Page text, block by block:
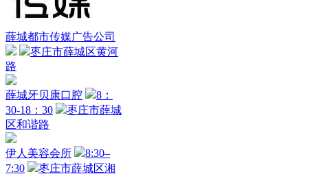
薛城都市传媒广告公司
枣庄市薛城区黄河
路
薛城牙贝康口腔
8：
30-18：30
枣庄市薛城
区和谐路
伊人美容会所
8:30–
7:30
枣庄市薛城区湘